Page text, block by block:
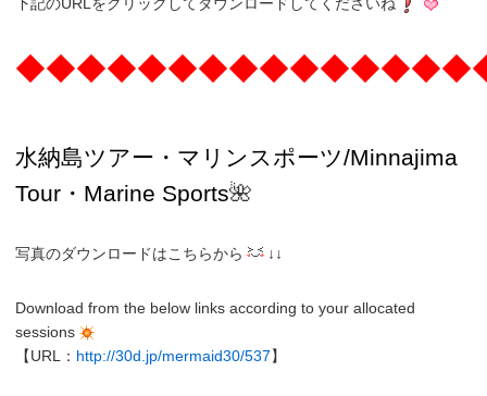
水納島ツアー・マリンスポーツ/Minnajima
Tour・Marine Sports🌺
写真のダウンロードはこちらから ↓↓
Download from the below links according to your allocated
sessions
【URL： http://30d.jp/mermaid30/537】